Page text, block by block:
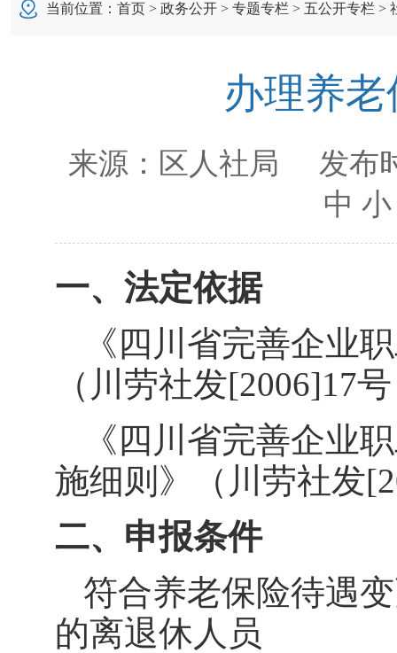
当前位置： 首页 > 政务公开 > 专题专栏 > 五公开专栏 >
办理养
来源： 区人社局 发布
中 小
一、法定依据
《四川省完善企业
（川劳社发[2006]17
《四川省完善企业
施细则》（川劳社发
二、申报条件
符合养老保险待遇
的离退休人员